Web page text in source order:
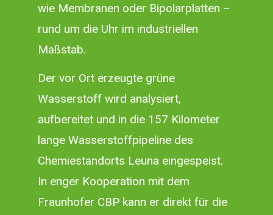
wie Membranen oder Bipolarplatten –
rund um die Uhr im industriellen
Maßstab.
Der vor Ort erzeugte grüne
Wasserstoff wird analysiert,
aufbereitet und in die 157 Kilometer
lange Wasserstoffpipeline des
Chemiestandorts Leuna eingespeist.
In enger Kooperation mit dem
Fraunhofer CBP kann er direkt für die